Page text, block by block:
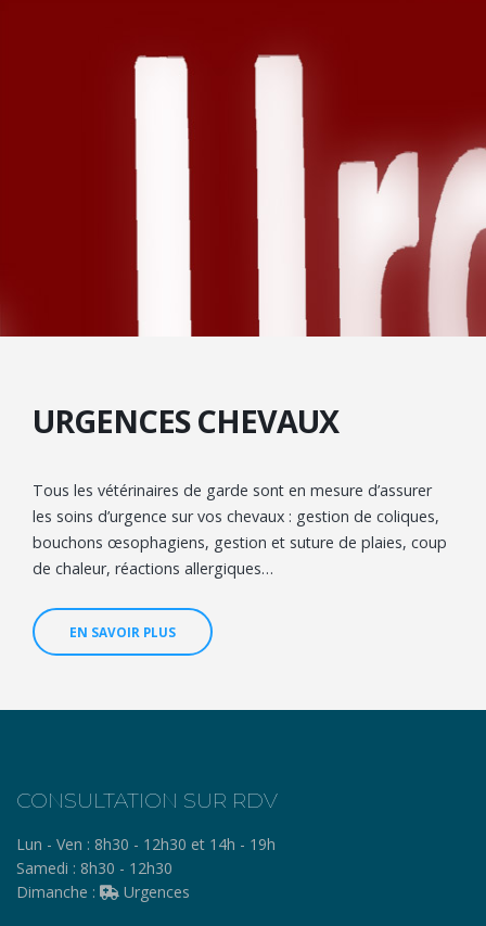
URGENCES CHEVAUX
Tous les vétérinaires de garde sont en mesure d’assurer
les soins d’urgence sur vos chevaux : gestion de coliques,
bouchons œsophagiens, gestion et suture de plaies, coup
de chaleur, réactions allergiques…
EN SAVOIR PLUS
CONSULTATION SUR RDV
Lun - Ven : 8h30 - 12h30 et 14h - 19h
Samedi : 8h30 - 12h30
Dimanche :
Urgences